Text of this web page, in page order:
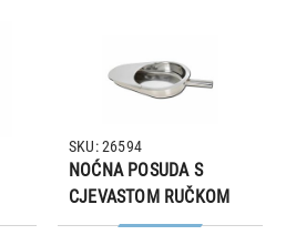
NOĆNA POSUDA S
CJEVASTOM RUČKOM
(FRACTURE TYPE)
SKU: 26594